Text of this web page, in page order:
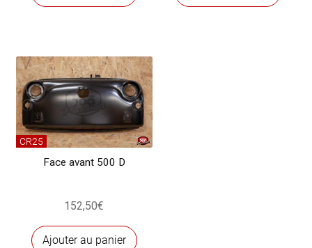
CR25
Face avant 500 D
152,50€
Ajouter au panier